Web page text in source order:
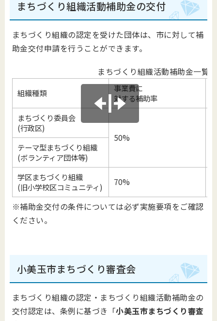
まちづくり組織活動補助金の交付
まちづくり組織の認定を受けた団体は、市に対して補
助金交付申請を行うことができます。
まちづくり組織活動補助金一覧表
組織種類
事業費に
対する補助率
まちづくり委員会
(行政区)
50%
テーマ型まちづくり組織
(ボランティア団体等)
学区まちづくり組織
(旧小学校区コミュニティ)
70%
※補助金交付の条件については必ず実施要項をご確認
ください。
小美玉市まちづくり審査会
まちづくり組織の認定・まちづくり組織活動補助金の
交付認定は、条例に基づき「小美玉市まちづくり審査